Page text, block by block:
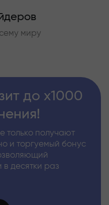
миру
до х1000
только получают
и торгуемый бонус
десятки раз